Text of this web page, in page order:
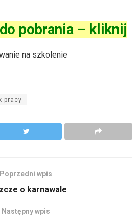
pobrania – kliknij
pracy
Poprzedni wpis
o karnawale
Następny wpis